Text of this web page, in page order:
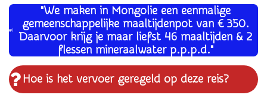
"We maken in Mongolie een eenmalige
gemeenschappelijke maaltijdenpot van € 350.
Daarvoor krijg je maar liefst 46 maaltijden & 2
flessen mineraalwater p.p.p.d."
Hoe is het vervoer geregeld op deze reis?